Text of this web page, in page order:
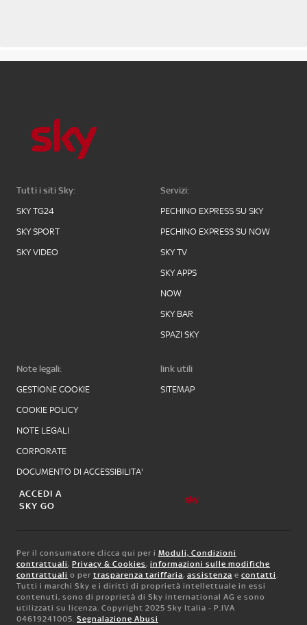
Tutti i siti Sky:
SKY TG24
SKY SPORT
SKY VIDEO
Servizi:
PECHINO EXPRESS SU SKY
PECHINO EXPRESS SU NOW
SKY TV
SKY APPS
NOW
SKY BAR
SPAZI SKY
Note legali:
GESTIONE COOKIE
COOKIE POLICY
NOTE LEGALI
CORPORATE
DOCUMENTO DI ACCESSIBILITA'
link utili
SITEMAP
ACCEDI A
SKY GO
Per il consumatore clicca qui per i Moduli, Condizioni
contrattuali, Privacy & Cookies, informazioni sulle modifiche
contrattuali o per trasparenza tariffaria, assistenza e contatti.
Tutti i marchi Sky e i diritti di proprietà intellettuale in essi
contenuti, sono di proprietà di Sky international AG e sono
utilizzati su licenza. Copyright 2025 Sky Italia - P.IVA
04619241005. Segnalazione Abusi